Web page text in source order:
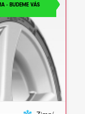
- BUDEME VÁS